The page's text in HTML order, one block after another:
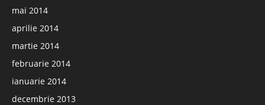
mai 2014
aprilie 2014
martie 2014
februarie 2014
ianuarie 2014
decembrie 2013